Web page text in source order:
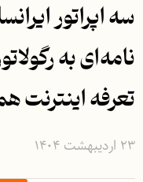
سه اپراتور
نامه‌ای به
تعرفه اینترنت
۲۳ اردیبهشت ۱۴۰۴